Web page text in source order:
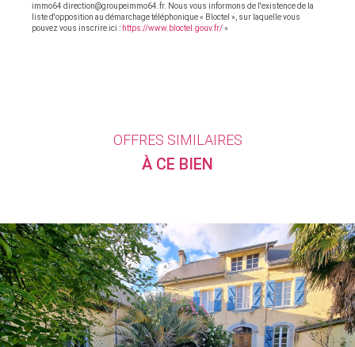
immo64 direction@groupeimmo64.fr. Nous vous informons de l'existence de la
liste d'opposition au démarchage téléphonique « Bloctel », sur laquelle vous
pouvez vous inscrire ici : https://www.bloctel.gouv.fr/»
OFFRES SIMILAIRES
À CE BIEN